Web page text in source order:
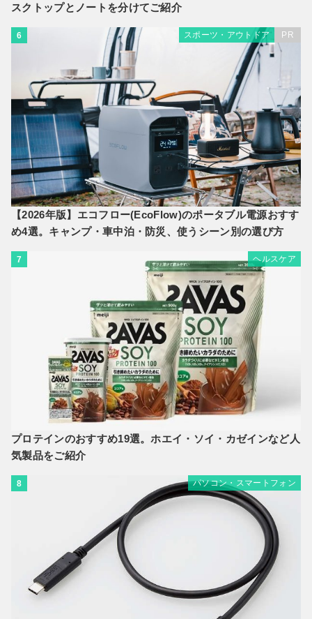
スクトップとノートを分けてご紹介
6 スポーツ・アウトドア PR
【2026年版】エコフロー(EcoFlow)のポータブル電源おすす
め4選。キャンプ・車中泊・防災、使うシーン別の選び方
7 ヘルスケア
プロテインのおすすめ19選。ホエイ・ソイ・カゼインなど人
気製品をご紹介
8 パソコン・スマートフォン